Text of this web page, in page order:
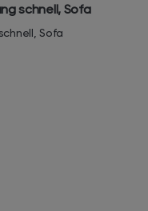
schnell, Sofa
Sofa